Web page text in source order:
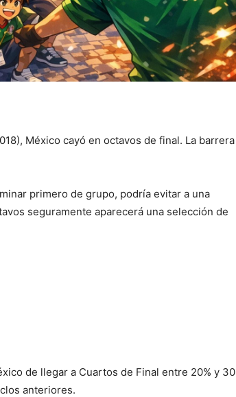
México cayó en octavos de final. La barrera
primero de grupo, podría evitar a una
seguramente aparecerá una selección de
de llegar a Cuartos de Final entre 20% y
anteriores.